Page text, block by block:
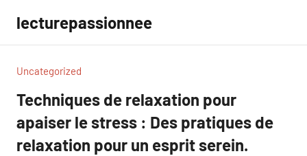
contenu
lecturepassionnee
Uncategorized
Techniques de relaxation pour
apaiser le stress : Des pratiques de
relaxation pour un esprit serein.